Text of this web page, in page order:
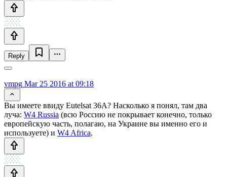
Reply
vmpg Mar 25 2016 at 09:18
Вы имеете ввиду Eutelsat 36A? Насколько я понял, там два
луча: W4 Russia (всю Россию не покрывает конечно, только
европейскую часть, полагаю, на Украине вы именно его и
используете) и W4 Africa.